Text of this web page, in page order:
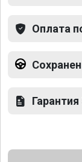
Оплата
Гарантия